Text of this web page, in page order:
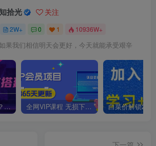
拾光 关注
2W+ 0 1 10936W+
如果我们相信明天会更好，今天就能承受艰辛
你还在到处找项目？还在当韭菜？我靠卖项目一个月收入5万+，曾经我也是个失败者。 全网VIP课程 无损下载~